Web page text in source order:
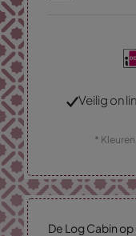
Veilig
*
De Log Cabin